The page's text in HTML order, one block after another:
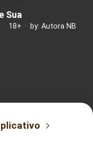
Sua
18+ · by: Autora NB